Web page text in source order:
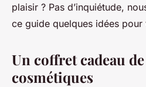
plaisir ? Pas d’inquiétude,
ce guide quelques idées pour
Un coffret cadeau
cosmétiques